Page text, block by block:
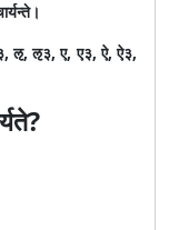
ऌ३, ए, ए३, ऐ, ऐ३,